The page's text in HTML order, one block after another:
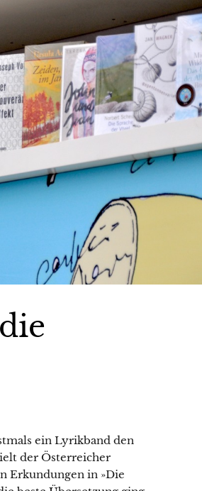
ein Lyrikband den
der Österreicher
Erkundungen in »Die